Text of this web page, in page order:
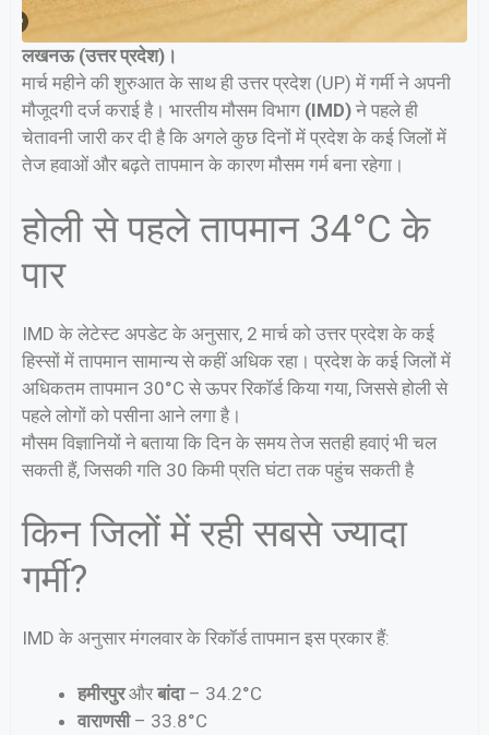
लखनऊ (उत्तर प्रदेश)।
मार्च महीने की शुरुआत के साथ ही उत्तर प्रदेश (UP) में गर्मी ने अपनी
मौजूदगी दर्ज कराई है। भारतीय मौसम विभाग (IMD) ने पहले ही
चेतावनी जारी कर दी है कि अगले कुछ दिनों में प्रदेश के कई जिलों में
तेज हवाओं और बढ़ते तापमान के कारण मौसम गर्म बना रहेगा।
होली से पहले तापमान 34°C के
पार
IMD के लेटेस्ट अपडेट के अनुसार, 2 मार्च को उत्तर प्रदेश के कई
हिस्सों में तापमान सामान्य से कहीं अधिक रहा। प्रदेश के कई जिलों में
अधिकतम तापमान 30°C से ऊपर रिकॉर्ड किया गया, जिससे होली से
पहले लोगों को पसीना आने लगा है।
मौसम विज्ञानियों ने बताया कि दिन के समय तेज सतही हवाएं भी चल
सकती हैं, जिसकी गति 30 किमी प्रति घंटा तक पहुंच सकती है
किन जिलों में रही सबसे ज्यादा
गर्मी?
IMD के अनुसार मंगलवार के रिकॉर्ड तापमान इस प्रकार हैं:
हमीरपुरऔरबांदा– 34.2°C
वाराणसी– 33.8°C